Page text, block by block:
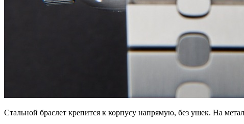
Стальной браслет крепится к корпусу напрямую, без ушек. На